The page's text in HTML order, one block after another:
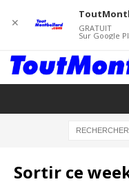
Sortir ce
✕ GRATUIT
Sur Google